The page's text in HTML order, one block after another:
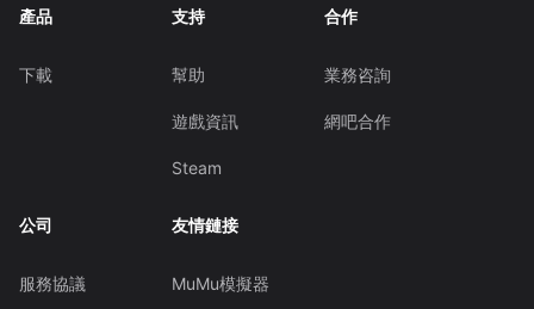
產品
下載
支持
幫助
遊戲資訊
Steam
合作
業務咨詢
網吧合作
公司
服務協議
友情鏈接
MuMu模擬器